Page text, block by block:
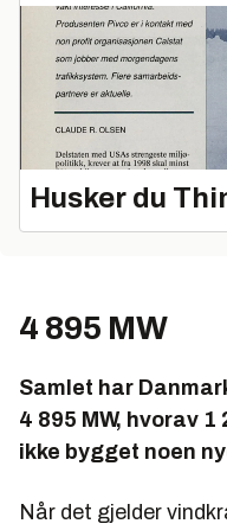
Husker du
4 895 MW
Samlet har
4 895 MW, hvorav
ikke bygget noen
Når det gjelder